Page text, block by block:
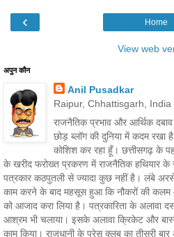
‹ Home
View web
अपुन कौन
Anil Pusadkar
Raipur, Chhattisgarh, India
राजनैतिक प्रभाव और आर्थिक
छोड़ ब्लॉग की दुनिया में कदम रखा
कोशिश कर रहा हूँ। छत्तीसगढ़ के
के खरीद फरोख्त प्रकरण में राजनैतिक हथियार के
पत्रकार कठपुतली से ज्यादा कुछ नहीं है। लंबे
काम करने के बाद महसूस हुआ कि नौकरों की कलम
को आजाद करा लिया है। पत्रकारिता के अलावा
आश्रम भी चलाया। इसके अलावा क्रिकेट और
काम किया। राजधानी के प्रेस क्लब का तीसरी